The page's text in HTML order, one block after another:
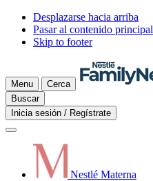
Desplazarse hacia arriba
Pasar al contenido principal
Skip to footer
Menu
Cerca
Buscar
Inicia sesión / Regístrate
Nestlé Materna